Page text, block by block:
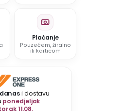
Plaćanje
Pouzećem, žiralno
ili karticom
i dostavu
ponedjeljak
11.08.